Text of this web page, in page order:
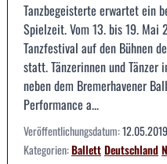
Tanzbegeisterte erwartet ein
Spielzeit. Vom 13. bis 19.
Tanzfestival auf den Bühnen
statt. Tänzerinnen und
neben dem Bremerhavener
Performance a...
Veröffentlichungsdatum:12.05.2019
Kategorien:BallettDeutschland